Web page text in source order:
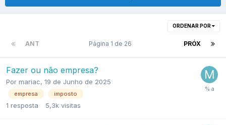
ORDENAR POR
ANT PRÓX
Página 1 de 26
Fazer ou não empresa?
Por mariac, 19 de Junho de 2025
empresa imposto
1 resposta 5,3k visitas